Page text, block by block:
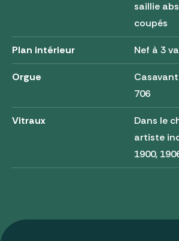
saillie
coupés
Plan intérieur Nef à 3
Orgue
Casavant
706
Vitraux
Dans le
artiste
1900,